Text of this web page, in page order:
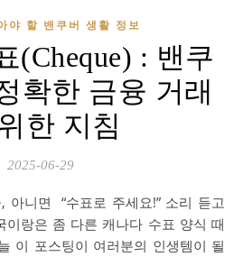
야 할 밴쿠버 생활 정보
(Cheque) : 밴쿠
확한 금융 거래
한 지침
2025-06-29
이랑은 좀 다른 캐나다 수표 양식 때
이 포스팅이 여러분의 인생템이 될